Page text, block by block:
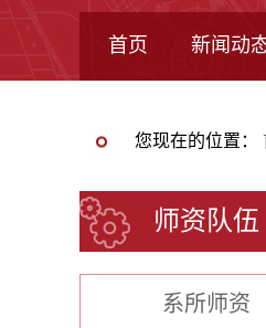
首页 新闻动
您现在的位置：
师资队伍
系所师资